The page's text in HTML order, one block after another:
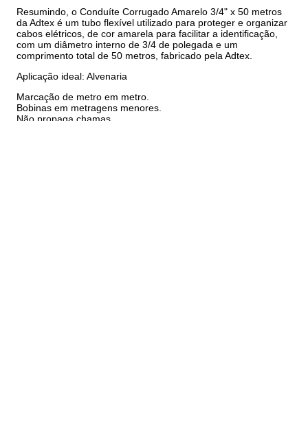
Resumindo, o Conduíte Corrugado Amarelo 3/4" x 50 metros
da Adtex é um tubo flexível utilizado para proteger e organizar
cabos elétricos, de cor amarela para facilitar a identificação,
com um diâmetro interno de 3/4 de polegada e um
comprimento total de 50 metros, fabricado pela Adtex.
Aplicação ideal: Alvenaria
Marcação de metro em metro.
Bobinas em metragens menores.
Não propaga chamas.